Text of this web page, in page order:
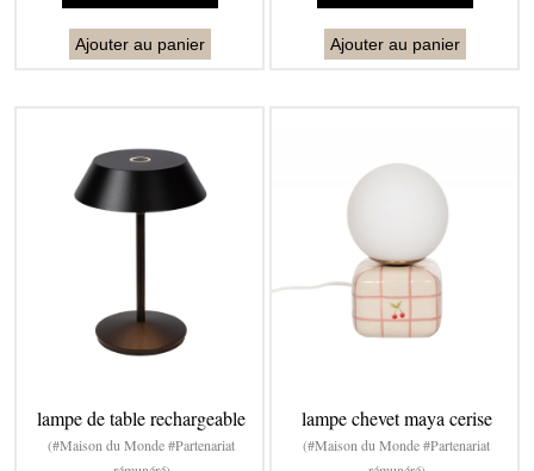
Ajouter au panier Ajouter au panier
lampe de table rechargeable
(#Maison du Monde #Partenariat
lampe chevet maya cerise
(#Maison du Monde #Partenariat